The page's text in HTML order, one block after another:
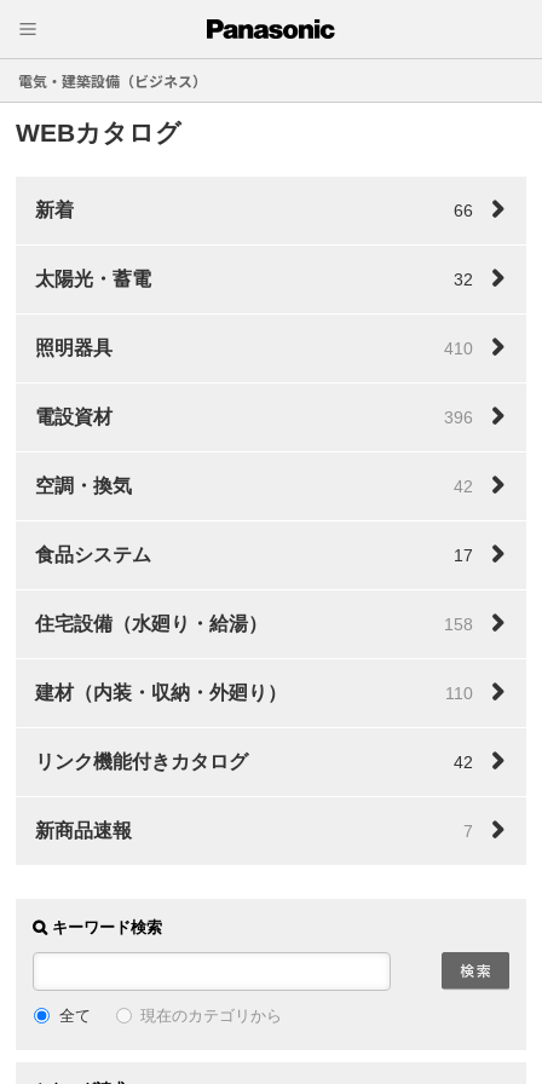
電気・建築設備（ビジネス）
WEBカタログ
新着 66
太陽光・蓄電 32
照明器具 410
電設資材 396
空調・換気 42
食品システム 17
住宅設備（水廻り・給湯） 158
建材（内装・収納・外廻り） 110
リンク機能付きカタログ 42
新商品速報 7
キーワード検索
全て 現在のカテゴリから